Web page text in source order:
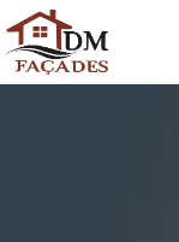
Panneau de gestion